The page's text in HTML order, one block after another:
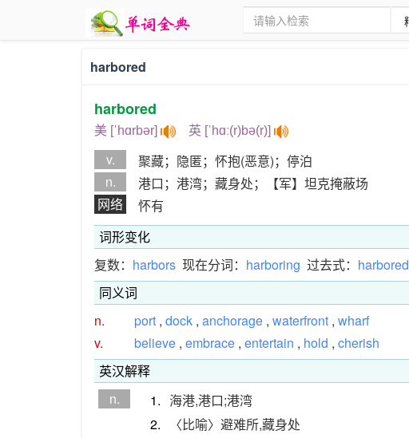
harbored
harbored
美 [ˈhɑrbər] 英 [ˈhɑː(r)bə(r)]
v.
聚藏；隐匿；怀抱(恶意)；停泊
n.
港口；港湾；藏身处；【军】坦克掩蔽场
网络
怀有
词形变化
复数： harbors 现在分词： harboring 过去式： harbored
同义词
n.
port , dock , anchorage , waterfront , wharf
v.
believe , embrace , entertain , hold , cherish
英汉解释
n.
1. 海港,港口;港湾
2.
〈比喻〉避难所,藏身处